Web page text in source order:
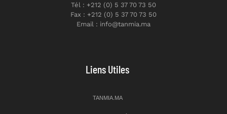
Tél : +212 (0) 5 37 70 73 50
Fax : +212 (0) 5 37 70 73 50
Email : info@tanmia.ma
Liens Utiles
TANMIA.MA